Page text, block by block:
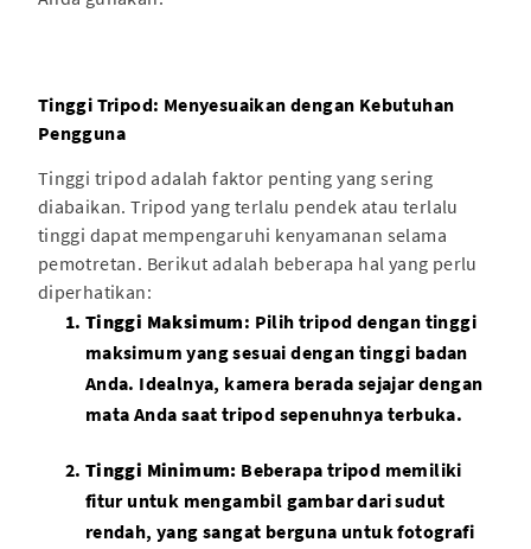
Tinggi Tripod: Menyesuaikan dengan Kebutuhan
Pengguna
Tinggi tripod adalah faktor penting yang sering
diabaikan. Tripod yang terlalu pendek atau terlalu
tinggi dapat mempengaruhi kenyamanan selama
pemotretan. Berikut adalah beberapa hal yang perlu
diperhatikan:
Tinggi Maksimum: Pilih tripod dengan tinggi
maksimum yang sesuai dengan tinggi badan
Anda. Idealnya, kamera berada sejajar dengan
mata Anda saat tripod sepenuhnya terbuka.
Tinggi Minimum: Beberapa tripod memiliki
fitur untuk mengambil gambar dari sudut
rendah, yang sangat berguna untuk fotografi